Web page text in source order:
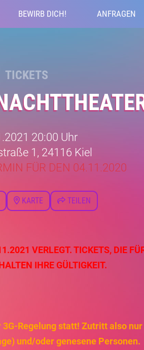
BEWIRB DICH! ANFRAGEN
TICKETS
20:00 Uhr
1, 24116 Kiel
FÜR DEN 04.11.2020
KARTE TEILEN
VERLEGT. TICKETS, DIE
IHRE GÜLTIGKEIT.
Regelung statt! Zutritt also
und/oder genesene Personen.